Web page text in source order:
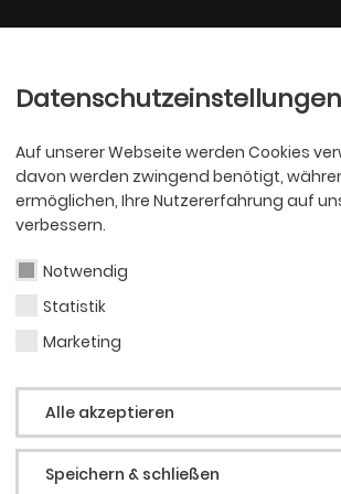
Datenschutzeinstellungen
Auf unserer Webseite werden Cookies
davon werden zwingend benötigt,
ermöglichen, Ihre Nutzererfahrung auf
verbessern.
Notwendig
Statistik
Marketing
Alle akzeptieren
Speichern & schließen